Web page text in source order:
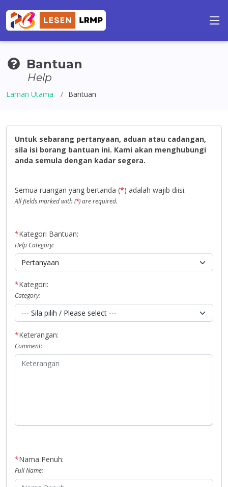
Bantuan
Help
Laman Utama Bantuan
Untuk sebarang pertanyaan, aduan atau cadangan,
sila isi borang bantuan ini. Kami akan menghubungi
anda semula dengan kadar segera.
Semua ruangan yang bertanda (*) adalah wajib diisi.
All fields marked with (*) are required.
*Kategori Bantuan:
Help Category:
*Kategori:
Category:
*Keterangan:
Comment:
*Nama Penuh:
Full Name: